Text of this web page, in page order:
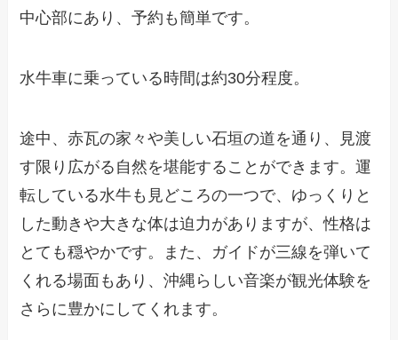
中心部にあり、予約も簡単です。
水牛車に乗っている時間は約30分程度。
途中、赤瓦の家々や美しい石垣の道を通り、見渡
す限り広がる自然を堪能することができます。運
転している水牛も見どころの一つで、ゆっくりと
した動きや大きな体は迫力がありますが、性格は
とても穏やかです。また、ガイドが三線を弾いて
くれる場面もあり、沖縄らしい音楽が観光体験を
さらに豊かにしてくれます。